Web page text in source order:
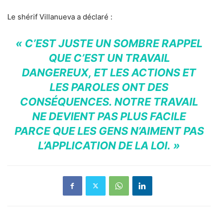
Le shérif Villanueva a déclaré :
« C’EST JUSTE UN SOMBRE RAPPEL
QUE C’EST UN TRAVAIL
DANGEREUX, ET LES ACTIONS ET
LES PAROLES ONT DES
CONSÉQUENCES. NOTRE TRAVAIL
NE DEVIENT PAS PLUS FACILE
PARCE QUE LES GENS N’AIMENT PAS
L’APPLICATION DE LA LOI. »